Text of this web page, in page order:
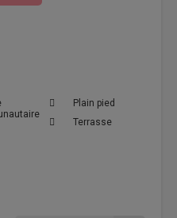
Plain pied
Terrasse